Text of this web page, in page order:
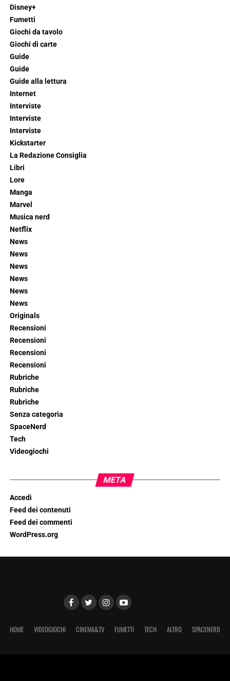
Disney+
Fumetti
Giochi da tavolo
Giochi di carte
Guide
Guide
Guide alla lettura
Internet
Interviste
Interviste
Interviste
Kickstarter
La Redazione Consiglia
Libri
Lore
Manga
Marvel
Musica nerd
Netflix
News
News
News
News
News
News
Originals
Recensioni
Recensioni
Recensioni
Recensioni
Rubriche
Rubriche
Rubriche
Senza categoria
SpaceNerd
Tech
Videogiochi
META
Accedi
Feed dei contenuti
Feed dei commenti
WordPress.org
HOME VIDEOGIOCHI CINEMA&TV FUMETTI TECH ALTRO SPACENERD